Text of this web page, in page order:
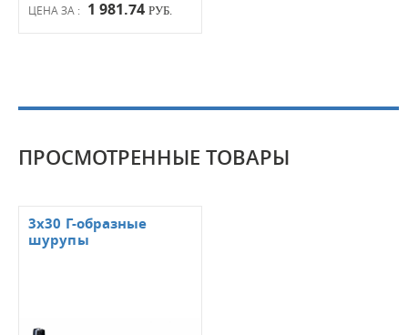
ЦЕНА ЗА : 1 981.74 РУБ.
ПРОСМОТРЕННЫЕ ТОВАРЫ
3х30 Г-образные
шурупы